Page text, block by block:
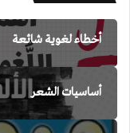
أخطاء لغوية شائعة
أساسيات الشعر